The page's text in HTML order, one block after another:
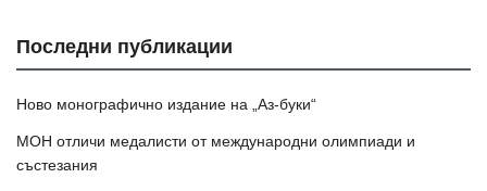
Последни публикации
Ново монографично издание на „Аз-буки“
МОН отличи медалисти от международни олимпиади и
състезания